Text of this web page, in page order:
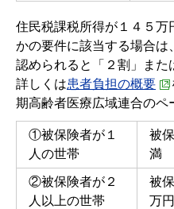
住民税課税所得が１４５
かの要件に該当する場合は
認められると「２割」また
詳しくは患者負担の概要
期高齢者医療広域連合のペ
①被保険者が１
人の世帯
被
満
②被保険者が２
人以上の世帯
被
万